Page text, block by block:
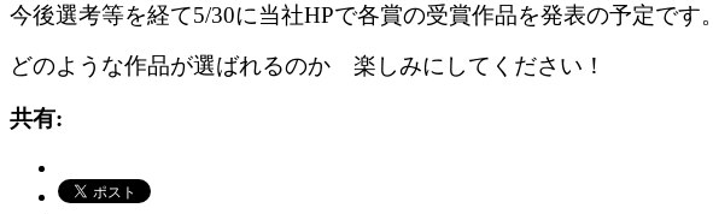
今後選考等を経て5/30に当社HPで各賞の受賞作品を発表の予定です。
どのような作品が選ばれるのか 楽しみにしてください！
共有: